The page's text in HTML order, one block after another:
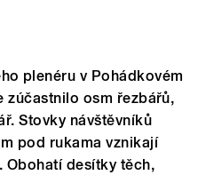
plenéru v Pohádkovém
zúčastnilo osm řezbářů,
Stovky návštěvníků
pod rukama vznikají
Obohatí desítky těch,